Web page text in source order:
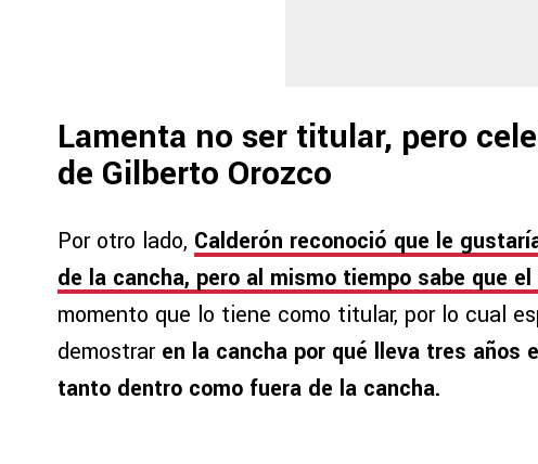
Lamenta no ser titular, pero
de Gilberto Orozco
Por otro lado, Calderón reconoció que le
de la cancha, pero al mismo tiempo sabe que
momento que lo tiene como titular, por lo cual
demostrar en la cancha por qué lleva tres años
tanto dentro como fuera de la cancha.